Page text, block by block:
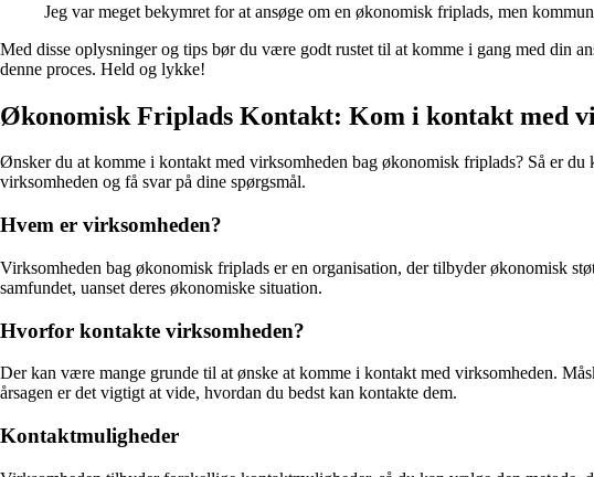
Jeg var meget bekymret for at ansøge om en økonomisk friplads, men
Med disse oplysninger og tips bør du være godt rustet til at komme i gang med din
denne proces. Held og lykke!
Økonomisk Friplads Kontakt: Kom i kontakt med
Ønsker du at komme i kontakt med virksomheden bag økonomisk friplads? Så er
virksomheden og få svar på dine spørgsmål.
Hvem er virksomheden?
Virksomheden bag økonomisk friplads er en organisation, der tilbyder økonomisk
samfundet, uanset deres økonomiske situation.
Hvorfor kontakte virksomheden?
Der kan være mange grunde til at ønske at komme i kontakt med virksomheden.
årsagen er det vigtigt at vide, hvordan du bedst kan kontakte dem.
Kontaktmuligheder